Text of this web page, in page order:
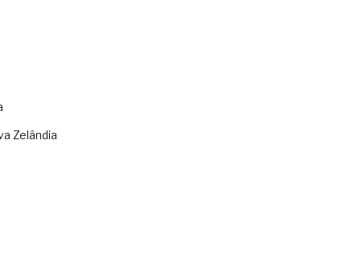
Zelândia